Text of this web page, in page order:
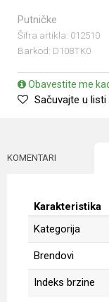
Putničke
Šifra artikla: 012510
Barkod: D108TK0
Obavestite me
Sačuvajte u listi
KOMENTARI
Karakteristika
Kategorija
Brendovi
Indeks brzine